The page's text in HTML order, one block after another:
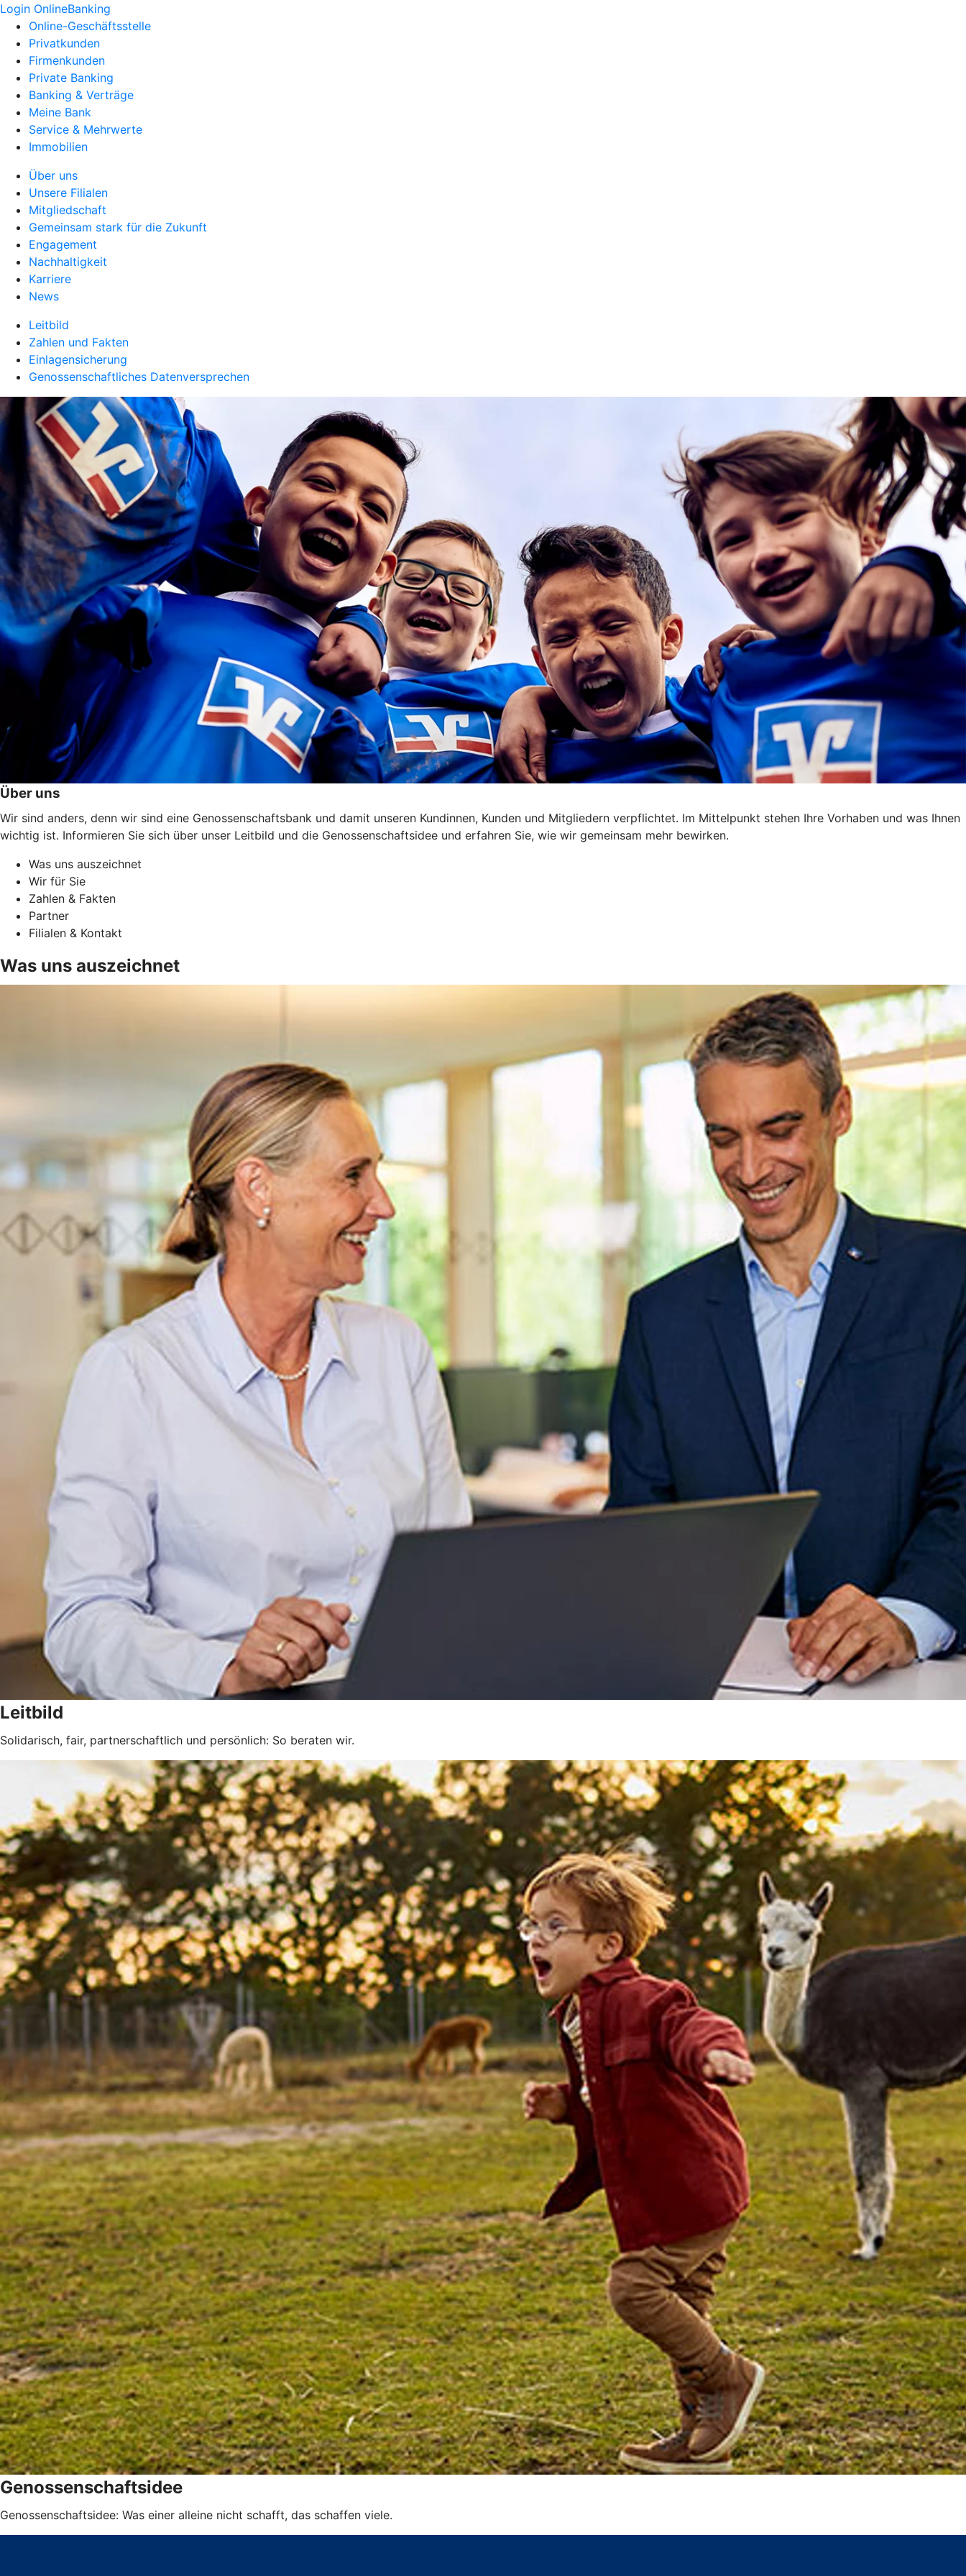
Login OnlineBanking
Online-Geschäftsstelle
Privatkunden
Firmenkunden
Private Banking
Banking & Verträge
Meine Bank
Service & Mehrwerte
Immobilien
Über uns
Unsere Filialen
Mitgliedschaft
Gemeinsam stark für die Zukunft
Engagement
Nachhaltigkeit
Karriere
News
Leitbild
Zahlen und Fakten
Einlagensicherung
Genossenschaftliches Datenversprechen
Über uns
Wir sind anders, denn wir sind eine Genossenschaftsbank und damit unseren Kundinnen, Kunden und Mitgliedern verpflichtet. Im Mittelpunkt stehen Ihre Vorhaben und was Ihnen
wichtig ist. Informieren Sie sich über unser Leitbild und die Genossenschaftsidee und erfahren Sie, wie wir gemeinsam mehr bewirken.
Was uns auszeichnet
Wir für Sie
Zahlen & Fakten
Partner
Filialen & Kontakt
Was uns auszeichnet
Leitbild
Solidarisch, fair, partnerschaftlich und persönlich: So beraten wir.
Genossenschaftsidee
Genossenschaftsidee: Was einer alleine nicht schafft, das schaffen viele.